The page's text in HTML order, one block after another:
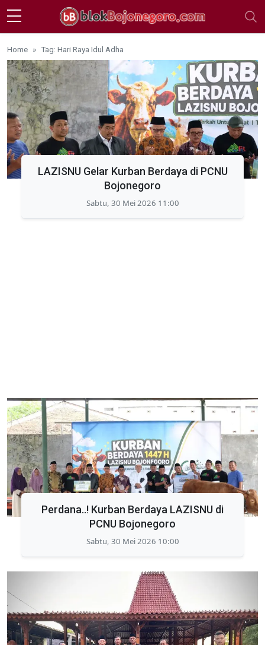
Skip to main content
Home Tag: Hari Raya Idul Adha
LAZISNU Gelar Kurban Berdaya di PCNU
Bojonegoro
Sabtu, 30 Mei 2026 11:00
Perdana..! Kurban Berdaya LAZISNU di
PCNU Bojonegoro
Sabtu, 30 Mei 2026 10:00